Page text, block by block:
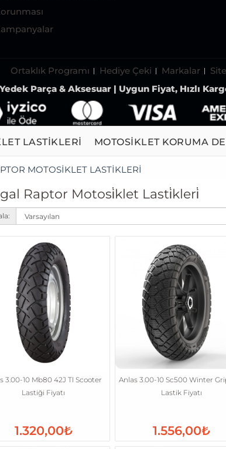
Ortaklık Programı Hediye Çeki Markalar
Parça & Aksesuar | Uygun Fiyat, Hızlı
LASTİKLERİ MOTOSİKLET KORUMA
MOTOSİKLET LASTİKLERİ
Raptor Motosi̇klet Lasti̇kleri̇
3.00-10 Mb80 42J Tl Scooter
Lastiği Fiyatı
1.320,00₺
Anlas 3.00-10 Sc500 Winter
Lastik Fiyatı
1.556,00₺